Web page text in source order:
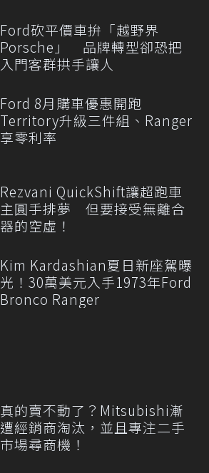
Ford砍平價車拚「越野界
Porsche」 品牌轉型卻恐把
入門客群拱手讓人
Ford 8月購車優惠開跑
Territory升級三件組、Ranger
享零利率
Rezvani QuickShift讓超跑車
主圓手排夢 但要接受無離合
器的空虛！
Kim Kardashian夏日新座駕曝
光！30萬美元入手1973年Ford
Bronco Ranger
真的賣不動了？Mitsubishi漸
遭經銷商淘汰，並且專注二手
市場尋商機！